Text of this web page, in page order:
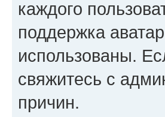
каждого
поддержка
использованы.
свяжитесь с
причин.